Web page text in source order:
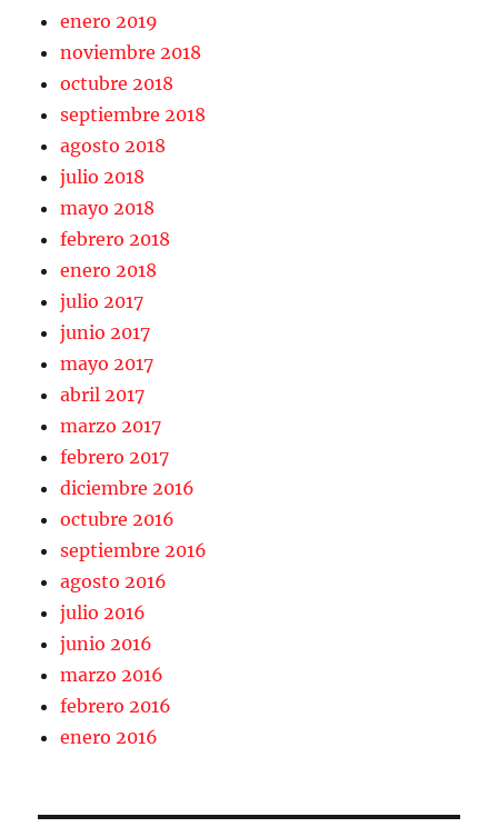
enero 2019
noviembre 2018
octubre 2018
septiembre 2018
agosto 2018
julio 2018
mayo 2018
febrero 2018
enero 2018
julio 2017
junio 2017
mayo 2017
abril 2017
marzo 2017
febrero 2017
diciembre 2016
octubre 2016
septiembre 2016
agosto 2016
julio 2016
junio 2016
marzo 2016
febrero 2016
enero 2016